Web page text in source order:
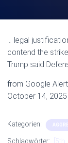
… legal
contend the
Trump said
from Google
October 14,
Kategorien:
Schlagwörter: [5th